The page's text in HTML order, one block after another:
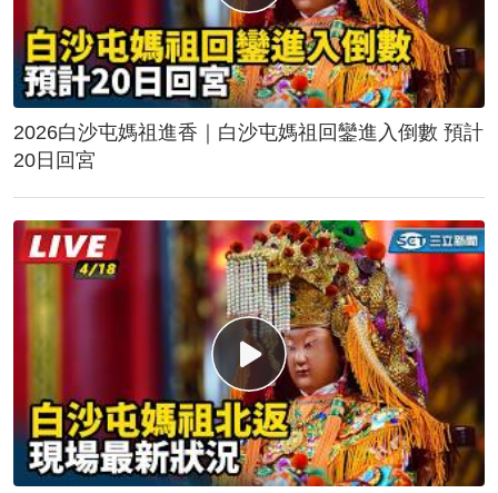
2026白沙屯媽祖進香｜白沙屯媽祖回鑾進入倒數 預計
20日回宮